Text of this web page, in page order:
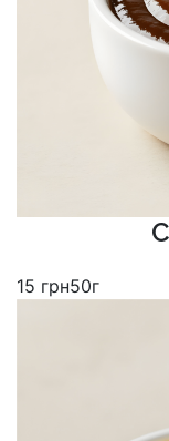
15 грн50г